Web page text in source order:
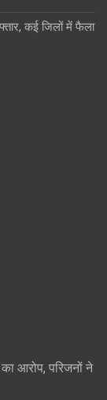
कई जिलों में फैला
का आरोप, परिजनों ने